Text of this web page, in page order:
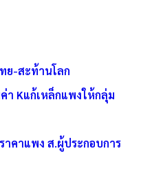
ย-สะท้านโลก
า Kแก้เหล็กแพงให้กลุ่ม
คาแพง ส.ผู้ประกอบการ